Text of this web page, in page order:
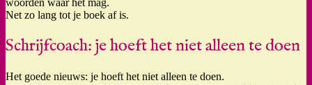
Net zo lang tot je boek af is.
Schrijfcoach: je hoeft het niet alleen te doen
Het goede nieuws: je hoeft het niet alleen te doen.